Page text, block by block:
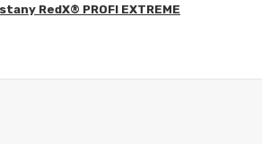
RedX® PROFI EXTREME